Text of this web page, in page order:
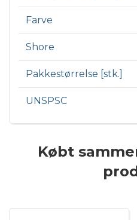
Farve
Shore
Pakkestørrelse [stk.]
UNSPSC
Købt